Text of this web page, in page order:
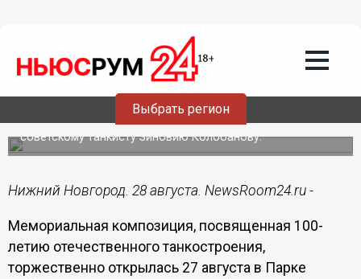
Выбрать регион
Композиция к 100-летию
танкостроения открыта в Парке
Победы
В парке установлены новые экспонаты и памятник
советскому танкисту Зиновию Колобанову.
Нижний Новгород. 28 августа. NewsRoom24.ru -
Мемориальная композиция, посвященная 100-
летию отечественного танкостроения,
торжественно открылась 27 августа в Парке